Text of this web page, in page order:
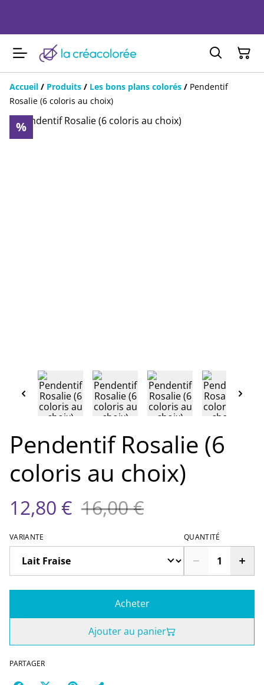
Accueil / Produits / Les bons plans colorés / Pendentif
Rosalie (6 coloris au choix)
%
Pendentif Rosalie (6
coloris au choix)
12,80 € 16,00 €
VARIANTE QUANTITÉ
Acheter
Ajouter au panier
PARTAGER